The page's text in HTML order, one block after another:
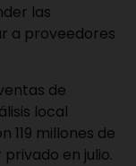
las
a proveedores
de
local
119 millones de
en julio.